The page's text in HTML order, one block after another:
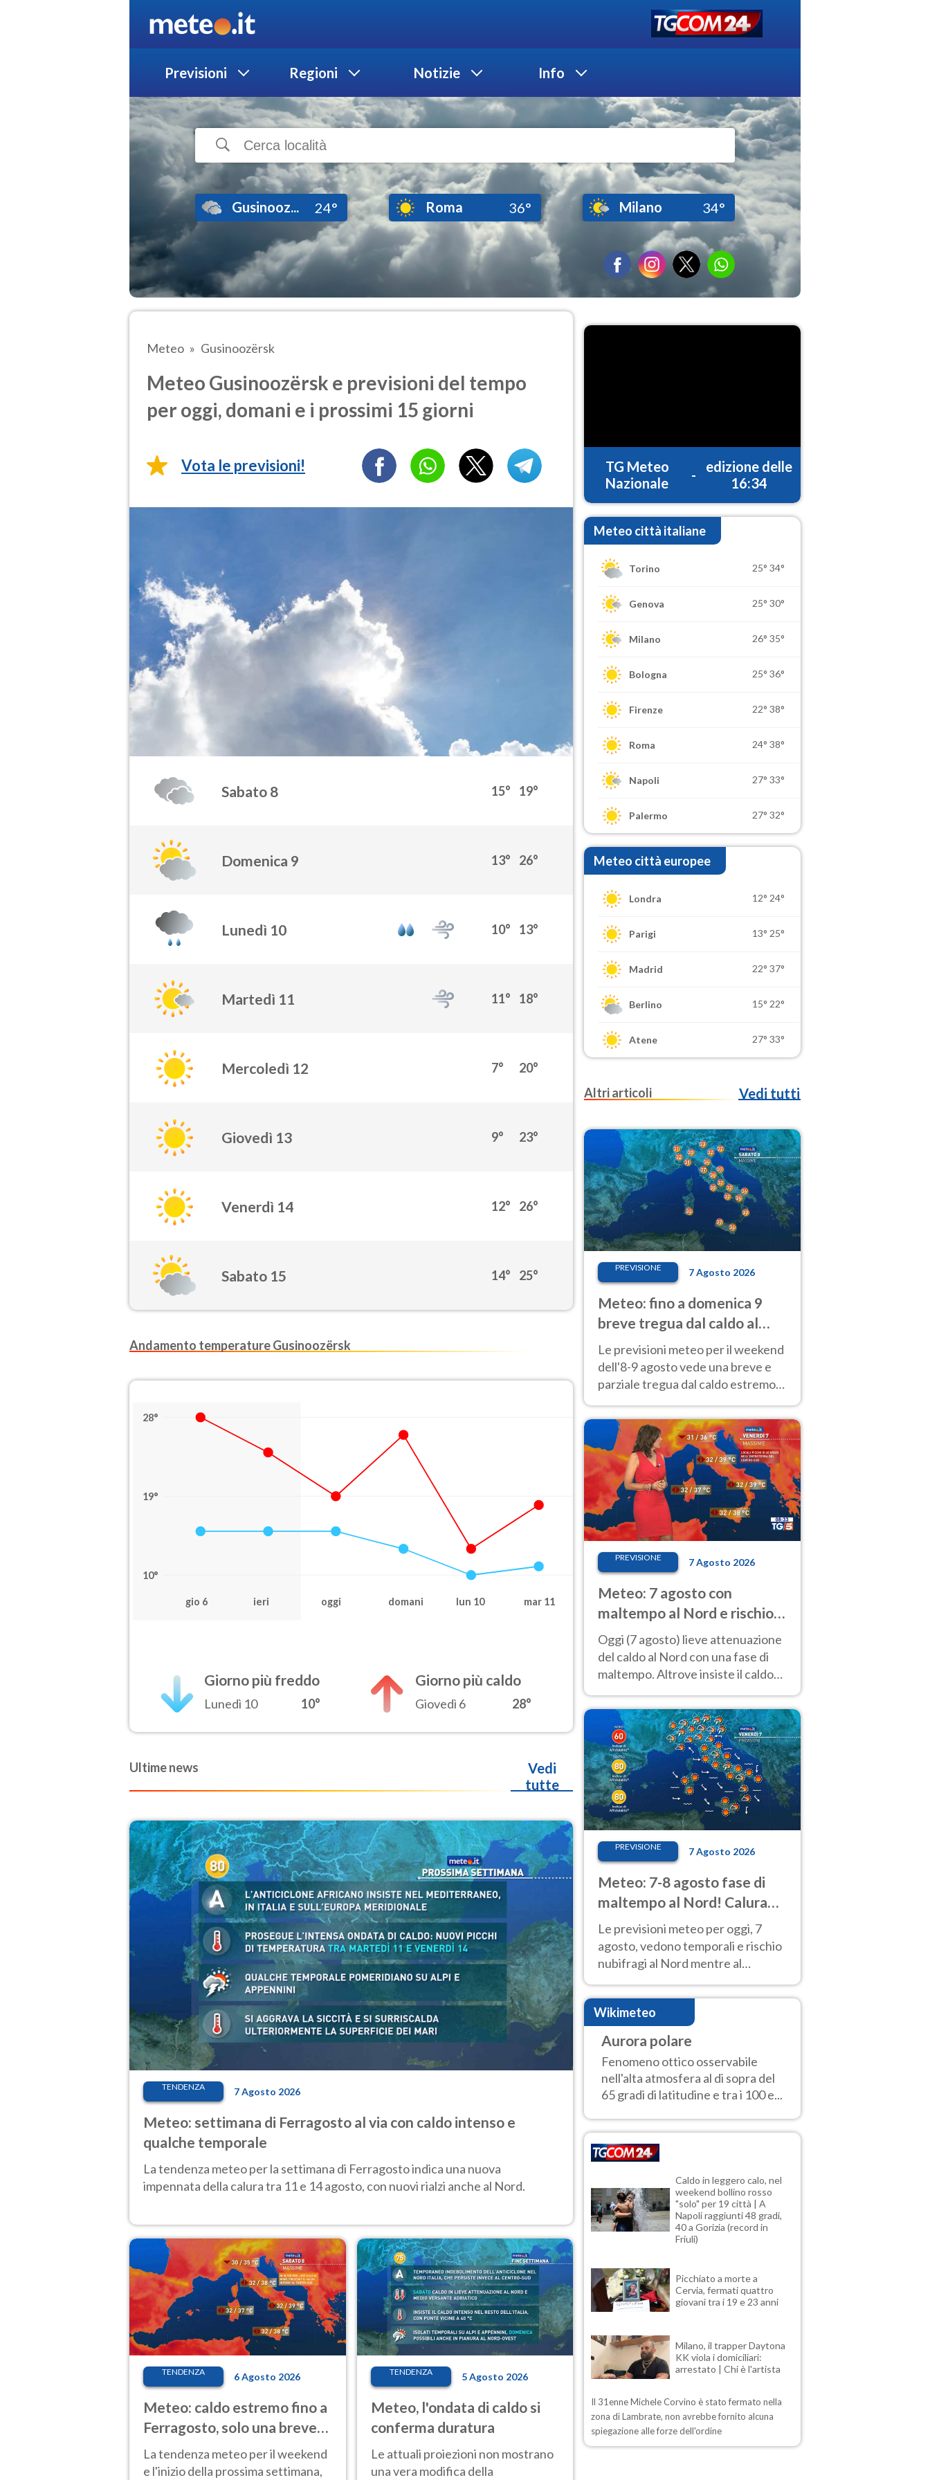
Previsioni Regioni Notizie Info
Gusinooz... 24° Roma 36° Milano 34°
Meteo Gusinoozërsk
Meteo Gusinoozërsk e previsioni del tempo
per oggi, domani e i prossimi 15 giorni
Vota le previsioni!
Sabato 8 15° 19°
Domenica 9 13° 26°
Lunedì 10 10° 13°
Martedì 11 11° 18°
Mercoledì 12 7° 20°
Giovedì 13 9° 23°
Venerdì 14 12° 26°
Sabato 15 14° 25°
Andamento temperature Gusinoozërsk
28°
19°
10°
gio 6 ieri oggi domani lun 10 mar 11
Giorno più freddo
Lunedì 10 10°
Giorno più caldo
Giovedì 6 28°
Ultime news
Vedi
tutte
TENDENZA 7 Agosto 2026
Meteo: settimana di Ferragosto al via con caldo intenso e
qualche temporale
La tendenza meteo per la settimana di Ferragosto indica una nuova
impennata della calura tra 11 e 14 agosto, con nuovi rialzi anche al Nord.
TENDENZA 6 Agosto 2026
Meteo: caldo estremo fino a
Ferragosto, solo una breve
pausa. Ecco dove
La tendenza meteo per il weekend
e l'inizio della prossima settimana,
TENDENZA 5 Agosto 2026
Meteo, l'ondata di caldo si
conferma duratura
Le attuali proiezioni non mostrano
una vera modifica della
TG Meteo
Nazionale
-
edizione delle
16:34
Meteo città italiane
Torino 25° 34°
Genova 25° 30°
Milano 26° 35°
Bologna 25° 36°
Firenze 22° 38°
Roma 24° 38°
Napoli 27° 33°
Palermo 27° 32°
Meteo città europee
Londra 12° 24°
Parigi 13° 25°
Madrid 22° 37°
Berlino 15° 22°
Atene 27° 33°
Altri articoli Vedi tutti
PREVISIONE 7 Agosto 2026
Meteo: fino a domenica 9
breve tregua dal caldo al
Nord! Altrove calura e afa
Le previsioni meteo per il weekend
dell'8-9 agosto vede una breve e
parziale tregua dal caldo estremo
40 gradi.
PREVISIONE 7 Agosto 2026
Meteo: 7 agosto con
maltempo al Nord e rischio
nubifragi. Altrove caldo
estremo
Oggi (7 agosto) lieve attenuazione
del caldo al Nord con una fase di
maltempo. Altrove insiste il caldo
previsioni
PREVISIONE 7 Agosto 2026
Meteo: 7-8 agosto fase di
maltempo al Nord! Calura
fino a Ferragosto
Le previsioni meteo per oggi, 7
agosto, vedono temporali e rischio
nubifragi al Nord mentre al
Centro-Sud sole e caldo sempre
molto intenso.
Wikimeteo
Aurora polare
Fenomeno ottico osservabile
nell'alta atmosfera al di sopra del
65 gradi di latitudine e tra i 100 e...
Caldo in leggero calo, nel
weekend bollino rosso
"solo" per 19 città | A
Napoli raggiunti 48 gradi,
40 a Gorizia (record in
Friuli)
Picchiato a morte a
Cervia, fermati quattro
giovani tra i 19 e 23 anni
Milano, il trapper Daytona
KK viola i domiciliari:
arrestato | Chi è l'artista
Il 31enne Michele Corvino è stato fermato nella
zona di Lambrate, non avrebbe fornito alcuna
spiegazione alle forze dell'ordine